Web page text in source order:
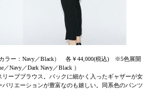
カラー：Navy／Black） 各￥44,000(税込) ※5色展開
／Navy／Dark Navy／Black ）
ーブブラウス。バックに細かく入ったギャザーが女
リエーションが豊富なのも嬉しい。同系色のパンツ